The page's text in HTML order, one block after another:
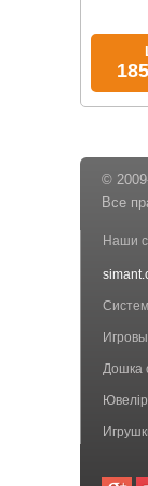
©
Все
Наши
Дошка